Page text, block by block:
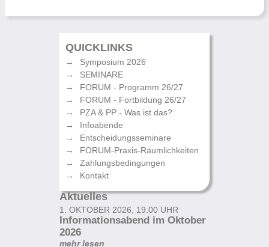
QUICKLINKS
Symposium 2026
SEMINARE
FORUM - Programm 26/27
FORUM - Fortbildung 26/27
PZA & PP - Was ist das?
Infoabende
Entscheidungsseminare
FORUM-Praxis-Räumlichkeiten
Zahlungsbedingungen
Kontakt
Aktuelles
1. OKTOBER 2026, 19.00 UHR
Informationsabend im Oktober
2026
mehr lesen